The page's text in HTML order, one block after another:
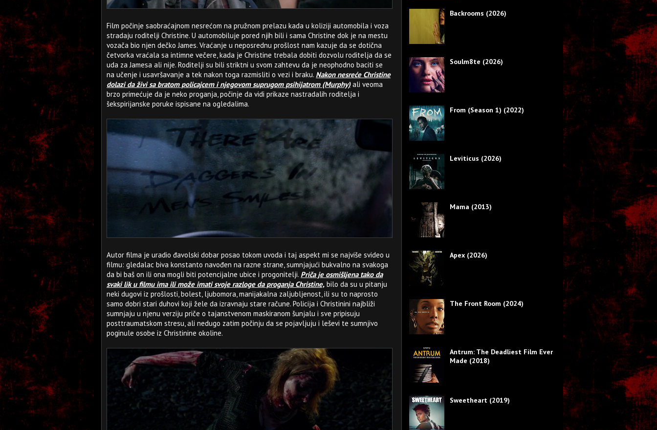
Film počinje saobraćajnom nesrećom na pružnom prelazu kada u koliziji automobila i voza
stradaju roditelji Christine. U automobiluje pored njih bili i sama Christine dok je na mestu
vozača bio njen dečko James. Vraćanje u neposrednu prošlost nam kazuje da se dotična
četvorka vraćala sa intimne večere, kada je Christine trebala dobiti dozvolu roditelja da se
uda za Jamesa ali nije. Roditelji su bili striktni u svom zahtevu da je neophodno baciti se
na učenje i usavršavanje a tek nakon toga razmisliti o vezi i braku. Nakon nesreće Christine
dolazi da živi sa bratom policajcem i njegovom suprugom psihijatrom (Murphy)ali veoma
brzo primećuje da je neko proganja, počinje da vidi prikaze nastradalih roditelja i
šekspirijanske poruke ispisane na ogledalima.
Autor filma je uradio đavolski dobar posao tokom uvoda i taj aspekt mi se najviše svideo u
filmu: gledalac biva konstanto navođen na razne strane, sumnjajući bukvalno na svakoga
da bi baš on ili ona mogli biti potencijalne ubice i progonitelji. Priča je osmišljena tako da
svaki lik u filmu ima ili može imati svoje razloge da proganja Christine, bilo da su u pitanju
neki dugovi iz prošlosti, bolest, ljubomora, manijakalna zaljubljenost, ili su to naprosto
samo dobri stari duhovi koji žele da izravnaju stare račune. Policija i Christinini najbliži
sumnjaju u njenu verziju priče o tajanstvenom maskiranom šunjalu i sve pripisuju
posttraumatskom stresu, ali nedugo zatim počinju da se pojavljuju i leševi te sumnjivo
poginule osobe iz Christinine okoline.
Backrooms (2026)
Soulm8te (2026)
From (Season 1) (2022)
Leviticus (2026)
Mama (2013)
Apex (2026)
The Front Room (2024)
Antrum: The Deadliest Film Ever
Made (2018)
Sweetheart (2019)